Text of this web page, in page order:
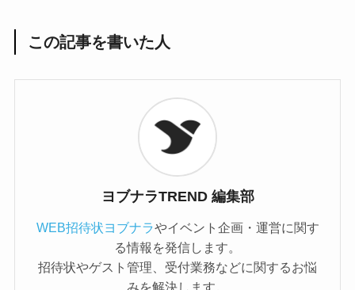
この記事を書いた人
ヨブナラTREND 編集部
WEB招待状ヨブナラやイベント企画・運営に関す
る情報を発信します。
招待状やゲスト管理、受付業務などに関するお悩
みを解決します。